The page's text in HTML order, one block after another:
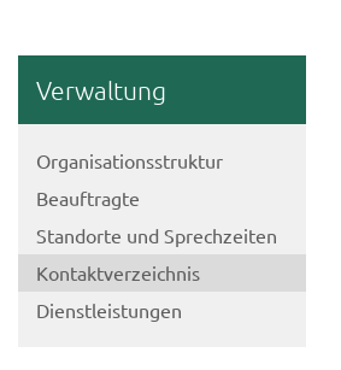
Ver­wal­tung
Or­ga­ni­sa­ti­ons­struk­tur
Be­auf­trag­te
Stand­or­te und Sprech­zei­ten
Kon­takt­ver­zeich­nis
Dienst­leis­tun­gen